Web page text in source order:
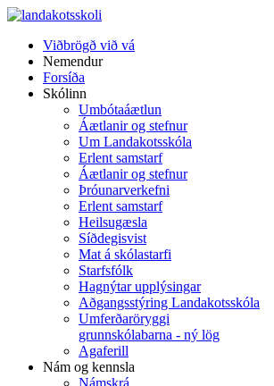
Viðbrögð við vá
Nemendur
Forsíða
Skólinn
Umbótaáætlun
Áætlanir og stefnur
Um Landakotsskóla
Erlent samstarf
Áætlanir og stefnur
Þróunarverkefni
Erlent samstarf
Heilsugæsla
Síðdegisvist
Mat á skólastarfi
Starfsfólk
Hagnýtar upplýsingar
Aðgangsstýring Landakotsskóla
Umferðaröryggi
grunnskólabarna - ný lög
Agaferill
Nám og kennsla
Námskrá